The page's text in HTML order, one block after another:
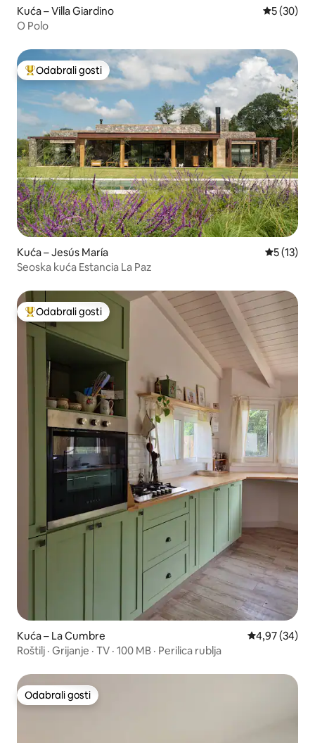
Kuća – Villa Giardino Prosječna
5 (30)
O Polo
Među najviše rangiranima s oznakom „Odabrali gosti”
Odabrali gosti
Kuća – Jesús María Prosječna
5 (13)
Seoska kuća Estancia La Paz
Među najviše rangiranima s oznakom „Odabrali gosti”
Odabrali gosti
Kuća – La Cumbre Prosječna
4,97 (34)
Roštilj · Grijanje · TV · 100 MB · Perilica rublja
Odabrali gosti
Odabrali gosti